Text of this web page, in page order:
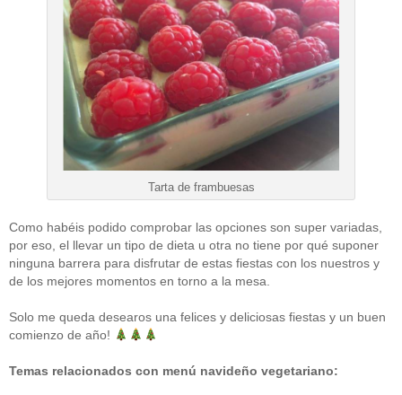
Tarta de frambuesas
Como habéis podido comprobar las opciones son super variadas,
por eso, el llevar un tipo de dieta u otra no tiene por qué suponer
ninguna barrera para disfrutar de estas fiestas con los nuestros y
de los mejores momentos en torno a la mesa.
Solo me queda desearos una felices y deliciosas fiestas y un buen
comienzo de año!
Temas relacionados con menú navideño vegetariano: